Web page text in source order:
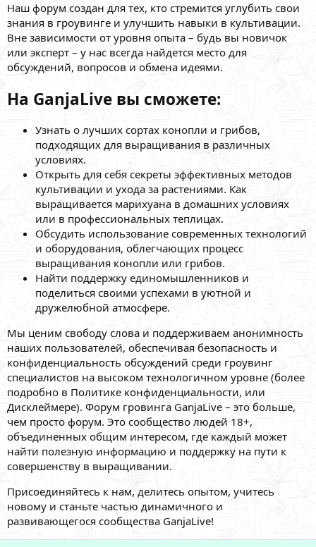
Наш форум создан для тех, кто стремится углубить свои
знания в гроувинге и улучшить навыки в культивации.
Вне зависимости от уровня опыта – будь вы новичок
или эксперт – у нас всегда найдется место для
обсуждений, вопросов и обмена идеями.
На GanjaLive вы сможете:
Узнать о лучших сортах конопли и грибов,
подходящих для выращивания в различных
условиях.
Открыть для себя секреты эффективных методов
культивации и ухода за растениями. Как
выращивается марихуана в домашних условиях
или в профессиональных теплицах.
Обсудить использование современных технологий
и оборудования, облегчающих процесс
выращивания конопли или грибов.
Найти поддержку единомышленников и
поделиться своими успехами в уютной и
дружелюбной атмосфере.
Мы ценим свободу слова и поддерживаем анонимность
наших пользователей, обеспечивая безопасность и
конфиденциальность обсуждений среди гроувинг
специалистов на высоком технологичном уровне (более
подробно в Политике конфиденциальности, или
Дисклеймере). Форум гровинга GanjaLive – это больше,
чем просто форум. Это сообщество людей 18+,
объединенных общим интересом, где каждый может
найти полезную информацию и поддержку на пути к
совершенству в выращивании.
Присоединяйтесь к нам, делитесь опытом, учитесь
новому и станьте частью динамичного и
развивающегося сообщества GanjaLive!